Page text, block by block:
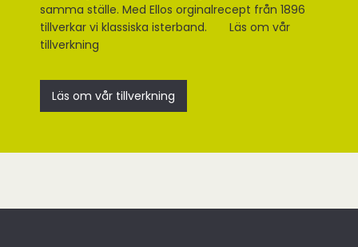
samma ställe. Med Ellos orginalrecept från 1896
tillverkar vi klassiska isterband. Läs om vår
tillverkning
Läs om vår tillverkning